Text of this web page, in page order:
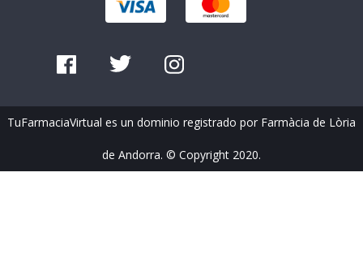
TuFarmaciaVirtual es un dominio registrado por Farmàcia de Lòria
de Andorra. © Copyright 2020.